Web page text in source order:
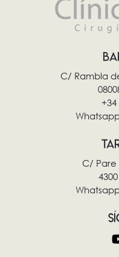
C/ Rambla
+34
C/ Pare